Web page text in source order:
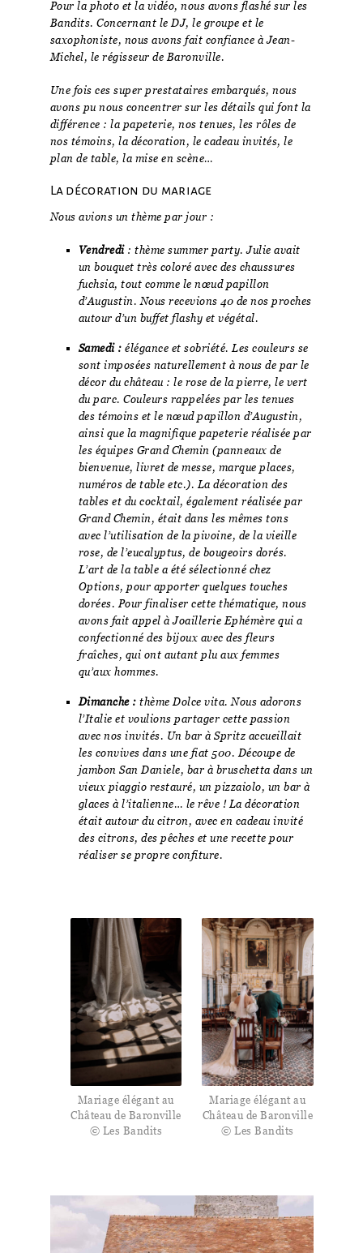
Pour la photo et la vidéo, nous avons flashé sur les
Bandits. Concernant le DJ, le groupe et le
saxophoniste, nous avons fait confiance à Jean-
Michel, le régisseur de Baronville.
Une fois ces super prestataires embarqués, nous
avons pu nous concentrer sur les détails qui font la
différence : la papeterie, nos tenues, les rôles de
nos témoins, la décoration, le cadeau invités, le
plan de table, la mise en scène…
La décoration du mariage
Nous avions un thème par jour :
Vendredi : thème summer party. Julie avait
un bouquet très coloré avec des chaussures
fuchsia, tout comme le nœud papillon
d’Augustin. Nous recevions 40 de nos proches
autour d’un buffet flashy et végétal.
Samedi : élégance et sobriété. Les couleurs se
sont imposées naturellement à nous de par le
décor du château : le rose de la pierre, le vert
du parc. Couleurs rappelées par les tenues
des témoins et le nœud papillon d’Augustin,
ainsi que la magnifique papeterie réalisée par
les équipes Grand Chemin (panneaux de
bienvenue, livret de messe, marque places,
numéros de table etc.). La décoration des
tables et du cocktail, également réalisée par
Grand Chemin, était dans les mêmes tons
avec l’utilisation de la pivoine, de la vieille
rose, de l’eucalyptus, de bougeoirs dorés.
L’art de la table a été sélectionné chez
Options, pour apporter quelques touches
dorées. Pour finaliser cette thématique, nous
avons fait appel à Joaillerie Ephémère qui a
confectionné des bijoux avec des fleurs
fraîches, qui ont autant plu aux femmes
qu’aux hommes.
Dimanche : thème Dolce vita. Nous adorons
l’Italie et voulions partager cette passion
avec nos invités. Un bar à Spritz accueillait
les convives dans une fiat 500. Découpe de
jambon San Daniele, bar à bruschetta dans un
vieux piaggio restauré, un pizzaiolo, un bar à
glaces à l’italienne… le rêve ! La décoration
était autour du citron, avec en cadeau invité
des citrons, des pêches et une recette pour
réaliser se propre confiture.
Mariage élégant au
Château de Baronville
© Les Bandits
Mariage élégant au
Château de Baronville
© Les Bandits